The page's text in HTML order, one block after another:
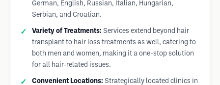
German, English, Russian, Italian, Hungarian,
Serbian, and Croatian.
Variety of Treatments: Services extend beyond hair
transplant to hair loss treatments as well, catering to
both men and women, making it a one-stop solution
for all hair-related issues.
Convenient Locations: Strategically located clinics in